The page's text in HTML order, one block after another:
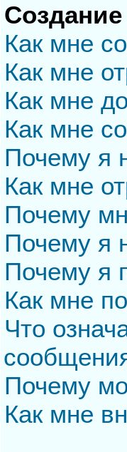
Как мне
Как мне
Как мне
Как мне
Почему я
Как мне
Почему
Почему я
Почему я
Как мне
Что
Почему
Как мне